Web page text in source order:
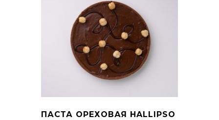
ПАСТА ОРЕХОВАЯ HALLIPSO